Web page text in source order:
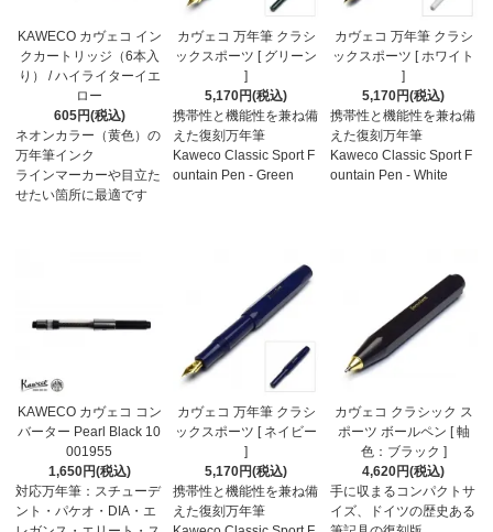
KAWECO カヴェコ イン
クカートリッジ（6本入
り） / ハイライターイエ
ロー
605円(税込)
ネオンカラー（黄色）の
万年筆インク
ラインマーカーや目立た
せたい箇所に最適です
カヴェコ 万年筆 クラシ
ックスポーツ [ グリーン
]
5,170円(税込)
携帯性と機能性を兼ね備
えた復刻万年筆
Kaweco Classic Sport F
ountain Pen - Green
カヴェコ 万年筆 クラシ
ックスポーツ [ ホワイト
]
5,170円(税込)
携帯性と機能性を兼ね備
えた復刻万年筆
Kaweco Classic Sport F
ountain Pen - White
KAWECO カヴェコ コン
バーター Pearl Black 10
001955
1,650円(税込)
対応万年筆：スチューデ
ント・パケオ・DIA・エ
カヴェコ 万年筆 クラシ
ックスポーツ [ ネイビー
]
5,170円(税込)
携帯性と機能性を兼ね備
えた復刻万年筆
カヴェコ クラシック ス
ポーツ ボールペン [ 軸
色：ブラック ]
4,620円(税込)
手に収まるコンパクトサ
イズ、ドイツの歴史ある